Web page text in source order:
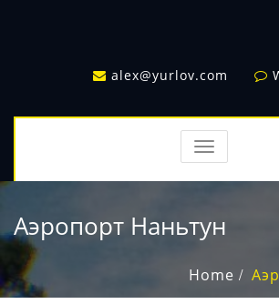
alex@yurlov.com
TOGGLE
NAVIGATION
Аэропорт Наньтун
Home